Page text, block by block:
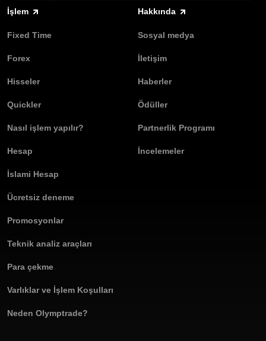
İşlem
Fixed Time
Forex
Hisseler
Quickler
Nasıl işlem yapılır?
Hesap
İslami Hesap
Ücretsiz deneme
Promosyonlar
Teknik analiz araçları
Para çekme
Varlıklar ve İşlem Koşulları
Neden Olymptrade?
Hakkında
Sosyal medya
İletişim
Haberler
Ödüller
Partnerlik Programı
İncelemeler